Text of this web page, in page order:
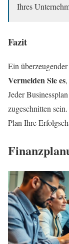
Ihres
Fazit
Ein
Vermeiden Sie es
Jeder
zugeschnitten
Plan Ihre